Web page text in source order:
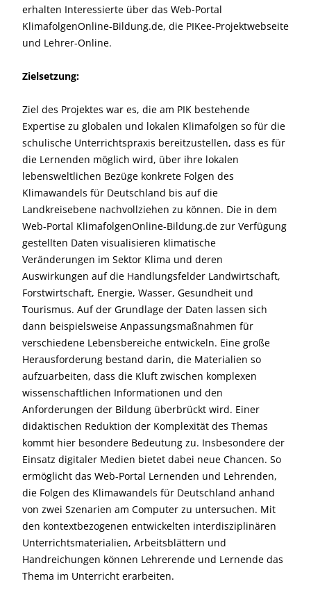
erhalten Interessierte über das Web-Portal
KlimafolgenOnline-Bildung.de, die PIKee-Projektwebseite
und Lehrer-Online.
Zielsetzung:
Ziel des Projektes war es, die am PIK bestehende
Expertise zu globalen und lokalen Klimafolgen so für die
schulische Unterrichtspraxis bereitzustellen, dass es für
die Lernenden möglich wird, über ihre lokalen
lebensweltlichen Bezüge konkrete Folgen des
Klimawandels für Deutschland bis auf die
Landkreisebene nachvollziehen zu können. Die in dem
Web-Portal KlimafolgenOnline-Bildung.de zur Verfügung
gestellten Daten visualisieren klimatische
Veränderungen im Sektor Klima und deren
Auswirkungen auf die Handlungsfelder Landwirtschaft,
Forstwirtschaft, Energie, Wasser, Gesundheit und
Tourismus. Auf der Grundlage der Daten lassen sich
dann beispielsweise Anpassungsmaßnahmen für
verschiedene Lebensbereiche entwickeln. Eine große
Herausforderung bestand darin, die Materialien so
aufzuarbeiten, dass die Kluft zwischen komplexen
wissenschaftlichen Informationen und den
Anforderungen der Bildung überbrückt wird. Einer
didaktischen Reduktion der Komplexität des Themas
kommt hier besondere Bedeutung zu. Insbesondere der
Einsatz digitaler Medien bietet dabei neue Chancen. So
ermöglicht das Web-Portal Lernenden und Lehrenden,
die Folgen des Klimawandels für Deutschland anhand
von zwei Szenarien am Computer zu untersuchen. Mit
den kontextbezogenen entwickelten interdisziplinären
Unterrichtsmaterialien, Arbeitsblättern und
Handreichungen können Lehrerende und Lernende das
Thema im Unterricht erarbeiten.